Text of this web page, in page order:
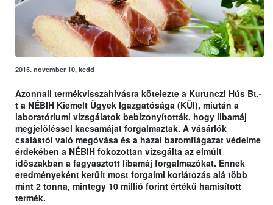
2015. november 10, kedd
Azonnali termékvisszahívásra kötelezte a Kurunczi Hús Bt.-
t a NÉBIH Kiemelt Ügyek Igazgatósága (KÜI), miután a
laboratóriumi vizsgálatok bebizonyították, hogy libamáj
megjelöléssel kacsamájat forgalmaztak. A vásárlók
csalástól való megóvása és a hazai baromfiágazat védelme
érdekében a NÉBIH fokozottan vizsgálta az elmúlt
időszakban a fagyasztott libamáj forgalmazókat. Ennek
eredményeként került most forgalmi korlátozás alá több
mint 2 tonna, mintegy 10 millió forint értékű hamisított
termék.